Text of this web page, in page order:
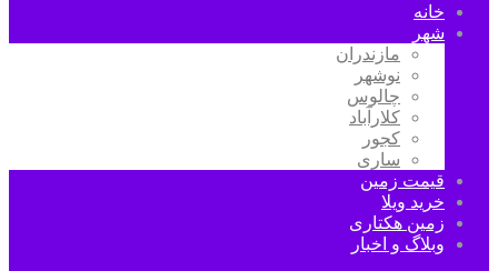
خانه
شهر
مازندران
نوشهر
چالوس
کلارآباد
کجور
ساری
قیمت زمین
خرید ویلا
زمین هکتاری
وبلاگ و اخبار